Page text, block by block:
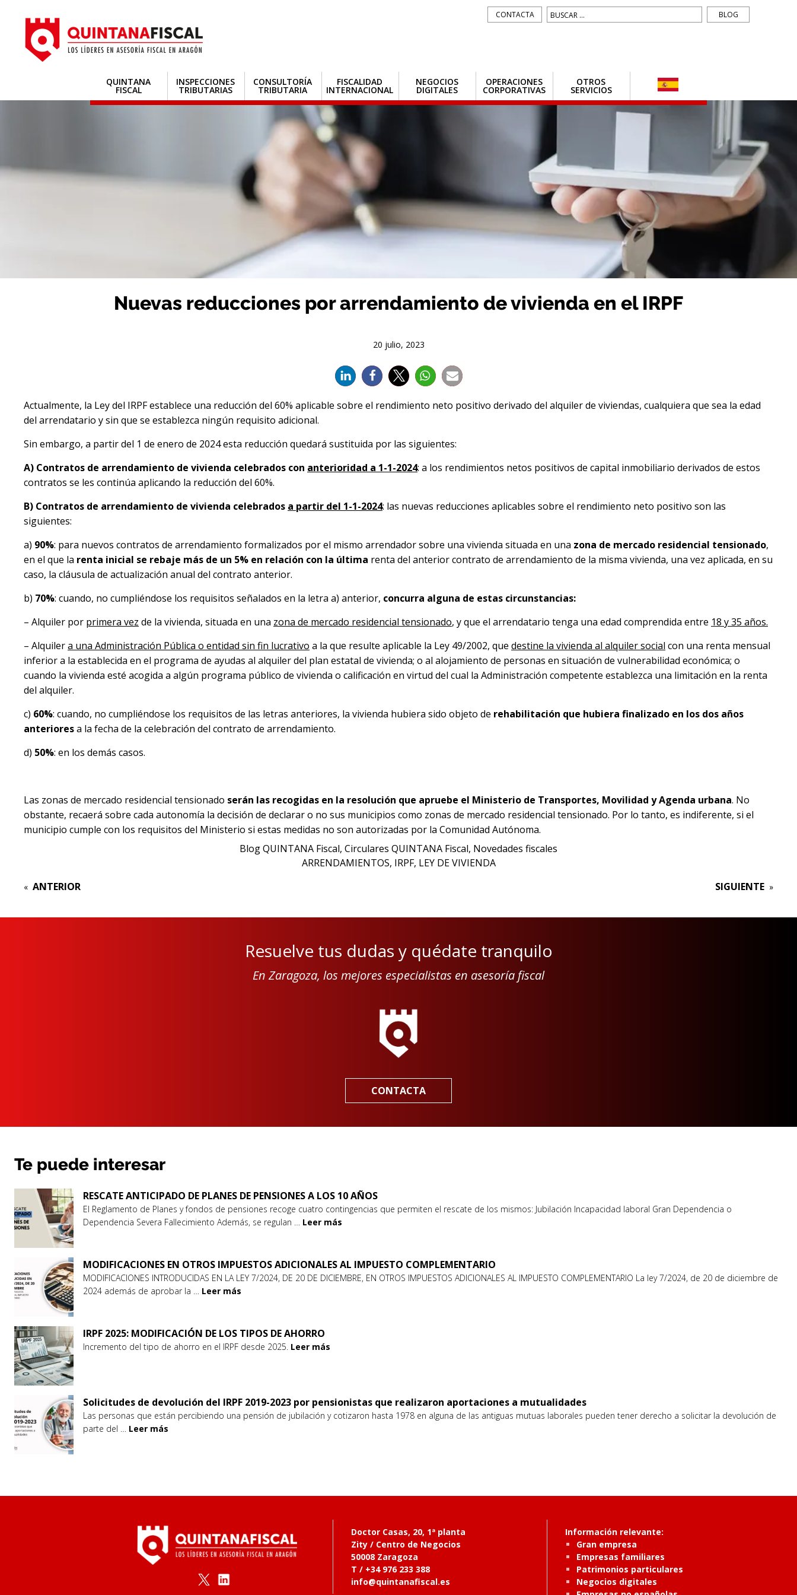
CONTACTA Buscar: BLOG
QUINTANA
FISCAL
INSPECCIONES
TRIBUTARIAS
CONSULTORÍA
TRIBUTARIA
FISCALIDAD
INTERNACIONAL
NEGOCIOS
DIGITALES
OPERACIONES
CORPORATIVAS
OTROS
SERVICIOS
Nuevas reducciones por arrendamiento de vivienda en el IRPF
20 julio, 2023
Actualmente, la Ley del IRPF establece una reducción del 60% aplicable sobre el rendimiento neto positivo derivado del alquiler de viviendas, cualquiera que sea la edad
del arrendatario y sin que se establezca ningún requisito adicional.
Sin embargo, a partir del 1 de enero de 2024 esta reducción quedará sustituida por las siguientes:
A) Contratos de arrendamiento de vivienda celebrados con anterioridad a 1-1-2024: a los rendimientos netos positivos de capital inmobiliario derivados de estos
contratos se les continúa aplicando la reducción del 60%.
B) Contratos de arrendamiento de vivienda celebrados a partir del 1-1-2024: las nuevas reducciones aplicables sobre el rendimiento neto positivo son las
siguientes:
a) 90%: para nuevos contratos de arrendamiento formalizados por el mismo arrendador sobre una vivienda situada en una zona de mercado residencial tensionado,
en el que la renta inicial se rebaje más de un 5% en relación con la última renta del anterior contrato de arrendamiento de la misma vivienda, una vez aplicada, en su
caso, la cláusula de actualización anual del contrato anterior.
b) 70%: cuando, no cumpliéndose los requisitos señalados en la letra a) anterior, concurra alguna de estas circunstancias:
– Alquiler por primera vez de la vivienda, situada en una zona de mercado residencial tensionado, y que el arrendatario tenga una edad comprendida entre 18 y 35 años.
– Alquilera una Administración Pública o entidad sin fin lucrativo a la que resulte aplicable la Ley 49/2002, que destine la vivienda al alquiler social con una renta mensual
inferior a la establecida en el programa de ayudas al alquiler del plan estatal de vivienda; o al alojamiento de personas en situación de vulnerabilidad económica; o
cuando la vivienda esté acogida a algún programa público de vivienda o calificación en virtud del cual la Administración competente establezca una limitación en la renta
del alquiler.
c) 60%: cuando, no cumpliéndose los requisitos de las letras anteriores, la vivienda hubiera sido objeto de rehabilitación que hubiera finalizado en los dos años
anterioresa la fecha de la celebración del contrato de arrendamiento.
d) 50%: en los demás casos.
Las zonas de mercado residencial tensionado serán las recogidas en la resolución que apruebe el Ministerio de Transportes, Movilidad y Agenda urbana. No
obstante, recaerá sobre cada autonomía la decisión de declarar o no sus municipios como zonas de mercado residencial tensionado. Por lo tanto, es indiferente, si el
municipio cumple con los requisitos del Ministerio si estas medidas no son autorizadas por la Comunidad Autónoma.
Blog QUINTANA Fiscal, Circulares QUINTANA Fiscal, Novedades fiscales
ARRENDAMIENTOS, IRPF, LEY DE VIVIENDA
« ANTERIOR SIGUIENTE »
Resuelve tus dudas y quédate tranquilo
En Zaragoza, los mejores especialistas en asesoría fiscal
CONTACTA
Te puede interesar
RESCATE ANTICIPADO DE PLANES DE PENSIONES A LOS 10 AÑOS
El Reglamento de Planes y fondos de pensiones recoge cuatro contingencias que permiten el rescate de los mismos: Jubilación Incapacidad laboral Gran Dependencia o
Dependencia Severa Fallecimiento Además, se regulan … Leer más
MODIFICACIONES EN OTROS IMPUESTOS ADICIONALES AL IMPUESTO COMPLEMENTARIO
MODIFICACIONES INTRODUCIDAS EN LA LEY 7/2024, DE 20 DE DICIEMBRE, EN OTROS IMPUESTOS ADICIONALES AL IMPUESTO COMPLEMENTARIO La ley 7/2024, de 20 de diciembre de
2024 además de aprobar la … Leer más
IRPF 2025: MODIFICACIÓN DE LOS TIPOS DE AHORRO
Incremento del tipo de ahorro en el IRPF desde 2025. Leer más
Solicitudes de devolución del IRPF 2019-2023 por pensionistas que realizaron aportaciones a mutualidades
Las personas que están percibiendo una pensión de jubilación y cotizaron hasta 1978 en alguna de las antiguas mutuas laborales pueden tener derecho a solicitar la devolución de
parte del … Leer más
Doctor Casas, 20, 1ª planta
Zity / Centro de Negocios
50008 Zaragoza
T / +34 976 233 388
info@quintanafiscal.es
Información relevante:
Gran empresa
Empresas familiares
Patrimonios particulares
Negocios digitales